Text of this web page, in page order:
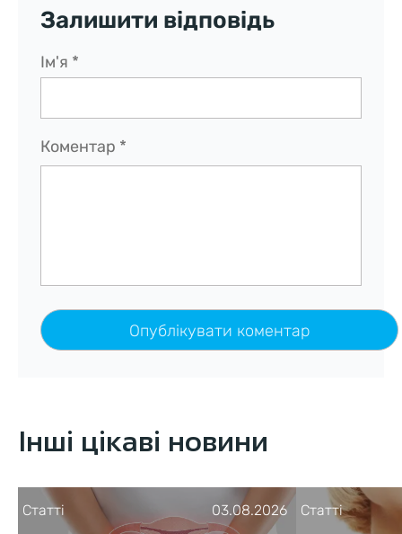
Залишити відповідь
Коментар *
Ім'я *
Інші цікаві новини
Статті 03.08.2026 Статті